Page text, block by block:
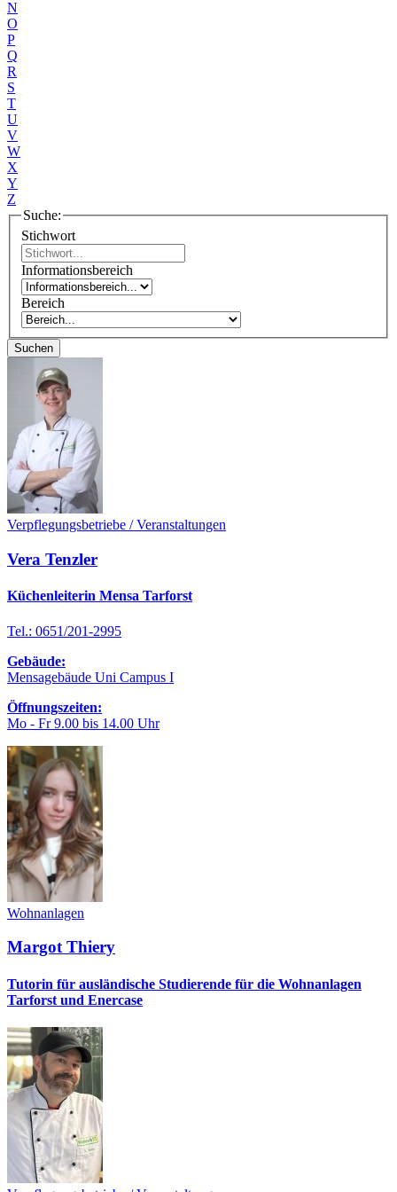
N
O
P
Q
R
S
T
U
V
W
X
Y
Z
Suche:
Stichwort
Informationsbereich
Bereich
Suchen
Verpflegungsbetriebe / Veranstaltungen
Vera Tenzler
Küchenleiterin Mensa Tarforst
Tel.: 0651/201-2995
Gebäude:
Mensagebäude Uni Campus I
Öffnungszeiten:
Mo - Fr 9.00 bis 14.00 Uhr
Wohnanlagen
Margot Thiery
Tutorin für ausländische Studierende für die Wohnanlagen
Tarforst und Enercase